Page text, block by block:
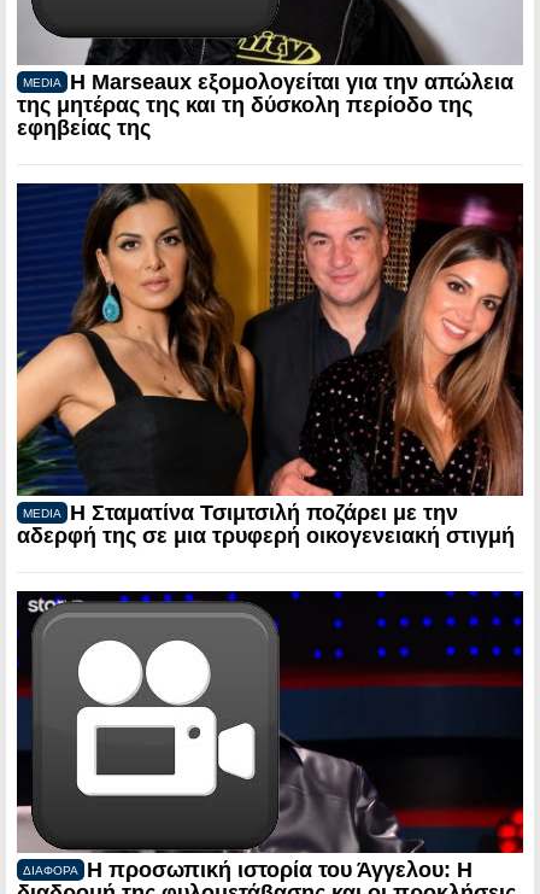
MEDIA
Η Marseaux εξομολογείται για την απώλεια
της μητέρας της και τη δύσκολη περίοδο της
εφηβείας της
MEDIA
Η Σταματίνα Τσιμτσιλή ποζάρει με την
αδερφή της σε μια τρυφερή οικογενειακή στιγμή
ΔΙΑΦΟΡΑ
Η προσωπική ιστορία του Άγγελου: Η